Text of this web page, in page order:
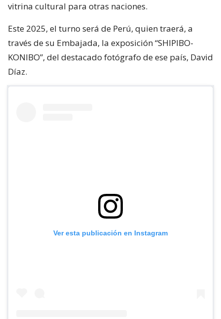
vitrina cultural para otras naciones.
Este 2025, el turno será de Perú, quien traerá, a
través de su Embajada, la exposición “SHIPIBO-
KONIBO”, del destacado fotógrafo de ese país, David
Díaz.
Ver esta publicación en Instagram